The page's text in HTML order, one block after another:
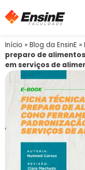
Início » Blog da EnsinE »
preparo de
em serviços de